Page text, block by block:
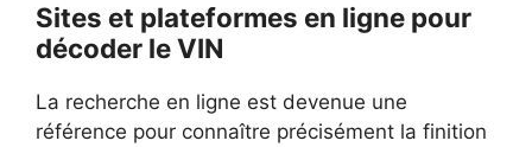
Sites et plateformes en ligne pour
décoder le VIN
La recherche en ligne est devenue une
référence pour connaître précisément la finition